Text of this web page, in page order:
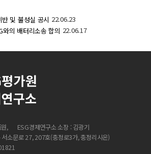
및 불성실 공시 22.06.23
와의 배터리소송 합의 22.06.17
,
ESG경제연구소 소장 : 김광기
소문로 27, 207호(충정로3가, 충정리시온)